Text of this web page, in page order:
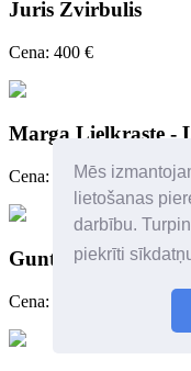
Mēs
lietošanas
darbību.
piekrīti
Juris Zvirbulis
Cena: 400 €
Marga Lielkraste -
Cena: 300 €
Guntars Sietiņš
Cena: 300 €